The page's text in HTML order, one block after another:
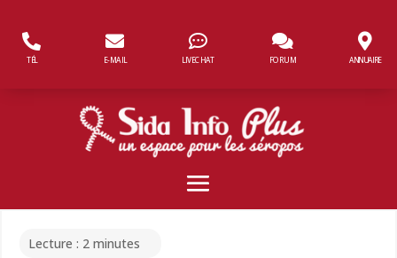
TÉL E-MAIL LIVECHAT FORUM ANNUAIRE
Lecture : 2 minutes